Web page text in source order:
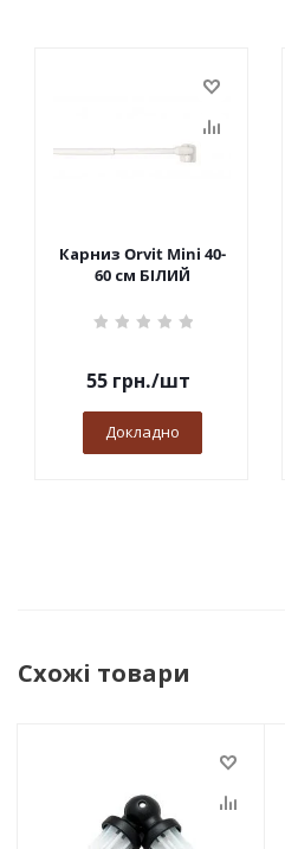
Карниз Orvit Mini 40-
60 см БІЛИЙ
55грн./шт
Докладно
Схожі товари